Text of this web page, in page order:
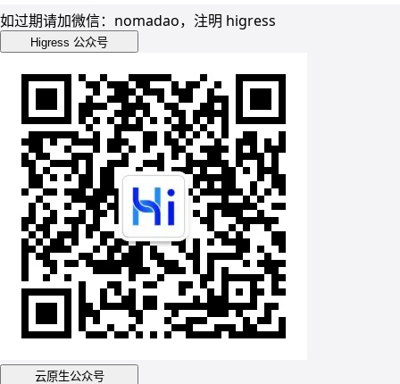
如过期请加微信：nomadao，注明 higress
Higress 公众号
云原生公众号